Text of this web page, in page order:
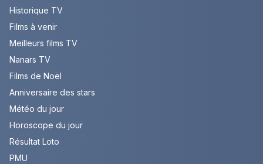
Historique TV
Films à venir
Meilleurs films TV
Nanars TV
Films de Noël
Anniversaire des stars
Météo du jour
Horoscope du jour
Résultat Loto
PMU